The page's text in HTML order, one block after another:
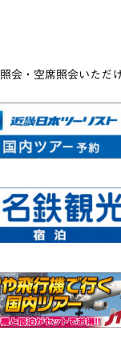
会・空席照会いただ